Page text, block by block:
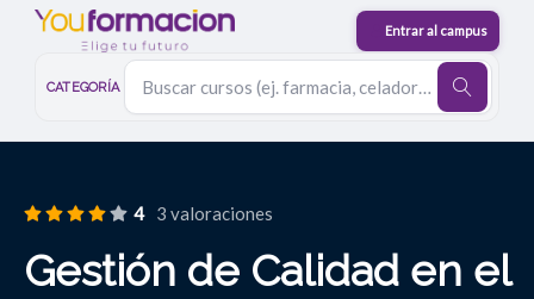
CATEGORÍA
4 3 valoraciones
Gestión de Calidad en el